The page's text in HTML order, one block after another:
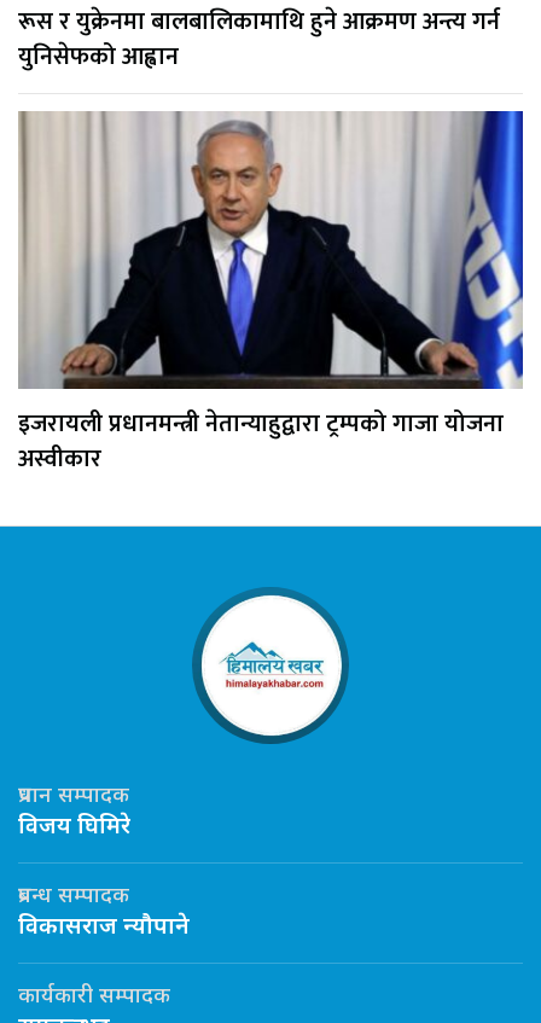
रूस र युक्रेनमा बालबालिकामाथि हुने आक्रमण अन्त्य गर्न
युनिसेफको आह्वान
इजरायली प्रधानमन्त्री नेतान्याहुद्वारा ट्रम्पको गाजा योजना
अस्वीकार
प्रधान सम्पादक
विजय घिमिरे
प्रबन्ध सम्पादक
विकासराज न्यौपाने
कार्यकारी सम्पादक